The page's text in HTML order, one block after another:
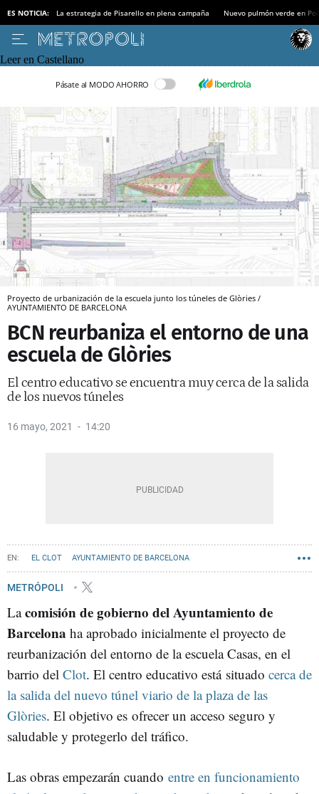
ES NOTICIA: La estrategia de Pisarello en plena campaña Nuevo pulmón verde en
Leer en Castellano
Pásate al MODO AHORRO
Proyecto de urbanización de la escuela junto los túneles de Glòries /
AYUNTAMIENTO DE BARCELONA
BCN reurbaniza el entorno de una
escuela de Glòries
El centro educativo se encuentra muy cerca de la salida
de los nuevos túneles
16 mayo, 2021 14:20
EL CLOT AYUNTAMIENTO DE BARCELONA
METRÓPOLI
Lacomisión de gobierno del Ayuntamiento de
Barcelona ha aprobado inicialmente el proyecto de
reurbanización del entorno de la escuela Casas, en el
barrio del Clot. El centro educativo está situado cerca de
la salida del nuevo túnel viario de la plaza de las
Glòries. El objetivo es ofrecer un acceso seguro y
saludable y protegerlo del tráfico.
Las obras empezarán cuando entre en funcionamiento